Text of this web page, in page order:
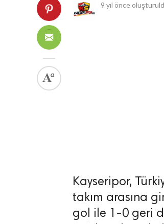
9 yıl önce
Kayseripor,
takım arasına
gol ile 1-0 geri